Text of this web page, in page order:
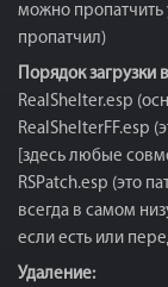
можно пропатчить
пропатчил)
Порядок загрузки
RealShelter.esp
RealShelterFF.esp
[здесь любые
RSPatch.esp (это
всегда в самом
если есть или
Удаление: